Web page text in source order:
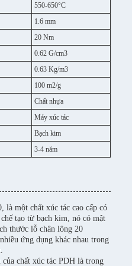
550-650°C
1.6 mm
20 Nm
0.62 G/cm3
0.63 Kg/m3
100 m2/g
Chất nhựa
Máy xúc tác
Bạch kim
3-4 năm
là một chất xúc tác cao cấp có
tạo từ bạch kim, nó có mật
thước lỗ chân lông 20
ứng dụng khác nhau trong
chất xúc tác PDH là trong